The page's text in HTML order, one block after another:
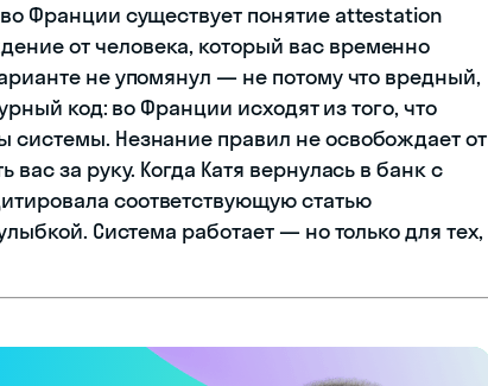
Франции существует понятие attestation
от человека, который вас временно
не упомянул — не потому что вредный,
код: во Франции исходят из того, что
Незнание правил не освобождает от
за руку. Когда Катя вернулась в банк с
соответствующую статью
Система работает — но только для тех,